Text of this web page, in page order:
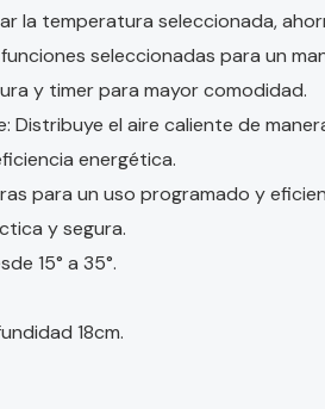
la temperatura seleccionada,
seleccionadas para un
y timer para mayor comodidad.
el aire caliente de
energética.
para un uso programado y
y segura.
15° a 35°.
18cm.